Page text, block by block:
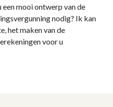
een mooi ontwerp van de
nodig? Ik kan
het maken van de
voor u